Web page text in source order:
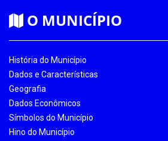
O MUNICÍPIO
História do Município
Dados e Características
Geografia
Dados Econômicos
Símbolos do Município
Hino do Município